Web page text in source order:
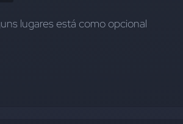
lugares está como opcional